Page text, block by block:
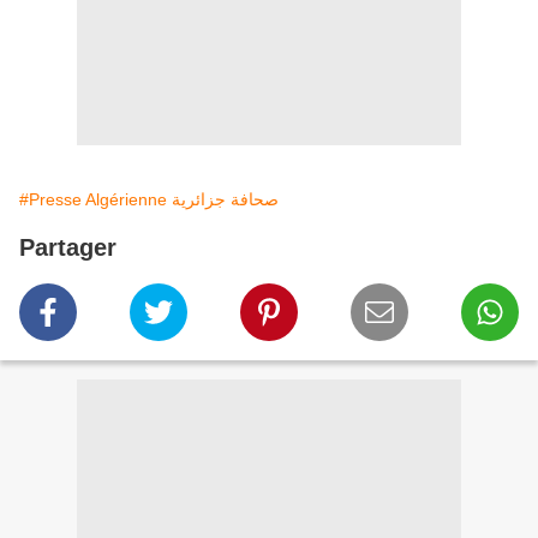
#Presse Algérienne صحافة جزائرية
Partager